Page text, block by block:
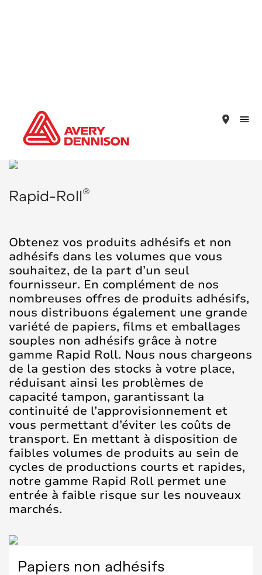
place
Rapid-Roll®
Obtenez vos produits adhésifs et non
adhésifs dans les volumes que vous
souhaitez, de la part d’un seul
fournisseur. En complément de nos
nombreuses offres de produits adhésifs,
nous distribuons également une grande
variété de papiers, films et emballages
souples non adhésifs grâce à notre
gamme Rapid Roll. Nous nous chargeons
de la gestion des stocks à votre place,
réduisant ainsi les problèmes de
capacité tampon, garantissant la
continuité de l’approvisionnement et
vous permettant d’éviter les coûts de
transport. En mettant à disposition de
faibles volumes de produits au sein de
cycles de productions courts et rapides,
notre gamme Rapid Roll permet une
entrée à faible risque sur les nouveaux
marchés.
Papiers non adhésifs